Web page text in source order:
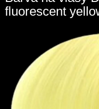
fluorescent